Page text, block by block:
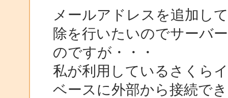
メールアドレスを追加し
除を行いたいのでサーバ
のですが・・・
私が利用しているさくら
ベースに外部から接続で